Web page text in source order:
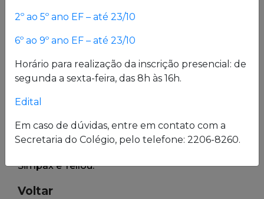
2º ao 5º ano EF – até 23/10
6º ao 9º ano EF – até 23/10
Horário para realização da inscrição presencial: de
segunda a sexta-feira, das 8h às 16h.
Edital
Em caso de dúvidas, entre em contato com a
Secretaria do Colégio, pelo telefone: 2206-8260.